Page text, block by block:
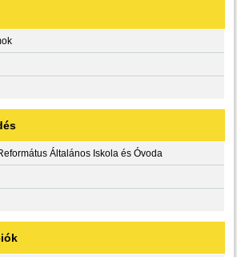
Általános Iskola és Óvoda